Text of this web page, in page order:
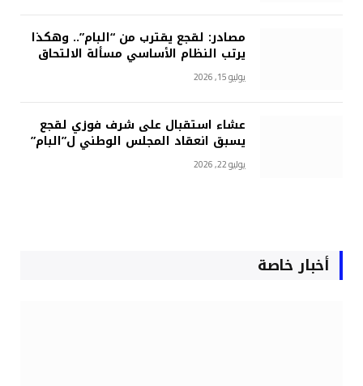
مصادر: لقجع يقترب من “البام”.. وهكذا
يرتب النظام الأساسي مسألة الالتحاق
يوليو 15, 2026
عشاء استقبال على شرف فوزي لقجع
يسبق انعقاد المجلس الوطني ل”البام”
يوليو 22, 2026
أخبار خاصة